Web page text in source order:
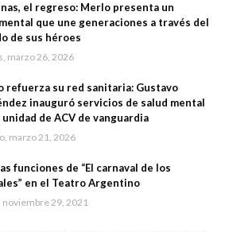
el regreso: Merlo presenta un
que une generaciones a través del
de sus héroes
marzo 26, 2026
refuerza su red sanitaria: Gustavo
inauguró servicios de salud mental
unidad de ACV de vanguardia
marzo 21, 2026
funciones de “El carnaval de los
en el Teatro Argentino
noviembre 29, 2021